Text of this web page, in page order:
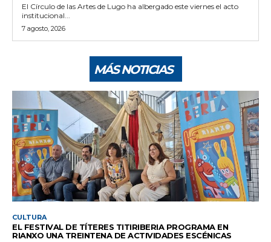
El Círculo de las Artes de Lugo ha albergado este viernes el acto
institucional...
7 agosto, 2026
MÁS NOTICIAS
CULTURA
EL FESTIVAL DE TÍTERES TITIRIBERIA PROGRAMA EN
RIANXO UNA TREINTENA DE ACTIVIDADES ESCÉNICAS